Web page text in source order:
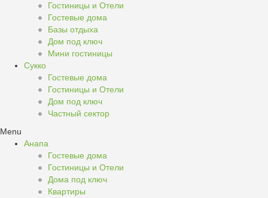
Гостиницы и Отели
Гостевые дома
Базы отдыха
Дом под ключ
Мини гостиницы
Сукко
Гостевые дома
Гостиницы и Отели
Дом под ключ
Частный сектор
Menu
Анапа
Гостевые дома
Гостиницы и Отели
Дома под ключ
Квартиры